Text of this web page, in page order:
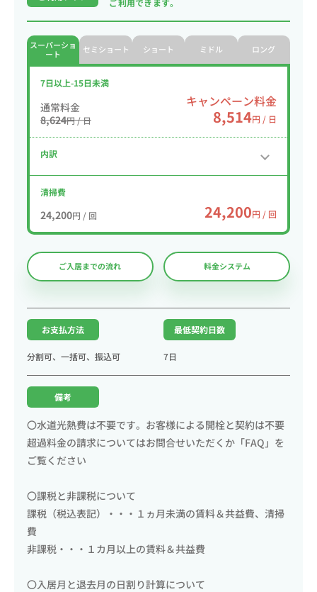
スーパーショ
ート
セミショート ショート ミドル ロング
7日以上-15日未満
通常料金
8,624円 / 日
キャンペーン料金
8,514円 / 日
内訳
清掃費
24,200円 / 回 24,200円 / 回
ご入居までの流れ 料金システム
お支払方法
分割可、一括可、振込可
最低契約日数
7日
備考
〇水道光熱費は不要です。お客様による開栓と契約は不要
超過料金の請求についてはお問合せいただくか「FAQ」を
ご覧ください
〇課税と非課税について
課税（税込表記）・・・１ヵ月未満の賃料＆共益費、清掃
費
非課税・・・１カ月以上の賃料＆共益費
〇入居月と退去月の日割り計算について